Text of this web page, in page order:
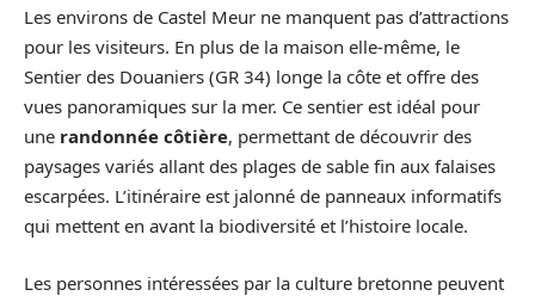
Les environs de Castel Meur ne manquent pas d’attractions
pour les visiteurs. En plus de la maison elle-même, le
Sentier des Douaniers (GR 34) longe la côte et offre des
vues panoramiques sur la mer. Ce sentier est idéal pour
une randonnée côtière, permettant de découvrir des
paysages variés allant des plages de sable fin aux falaises
escarpées. L’itinéraire est jalonné de panneaux informatifs
qui mettent en avant la biodiversité et l’histoire locale.
Les personnes intéressées par la culture bretonne peuvent